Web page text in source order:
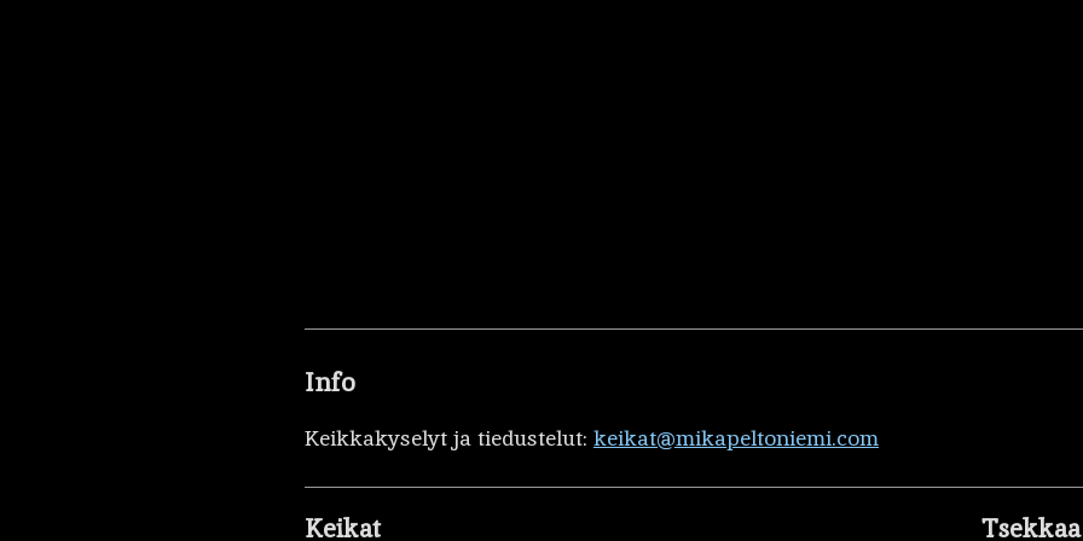
Info
Keikkakyselyt ja tiedustelut: keikat@mikapeltoniemi.com
Keikat